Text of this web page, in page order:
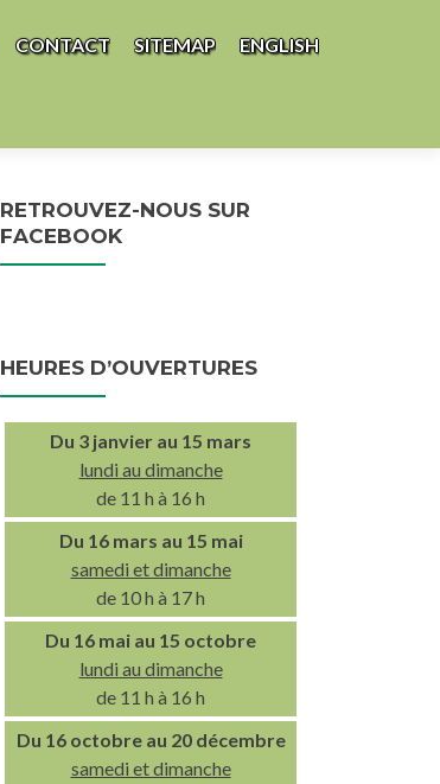
CONTACT SITEMAP ENGLISH
RETROUVEZ-NOUS SUR
FACEBOOK
HEURES D’OUVERTURES
Du 3 janvier au 15 mars
lundi au dimanche
de 11 h à 16 h
Du 16 mars au 15 mai
samedi et dimanche
de 10 h à 17 h
Du 16 mai au 15 octobre
lundi au dimanche
de 11 h à 16 h
Du 16 octobre au 20 décembre
samedi et dimanche